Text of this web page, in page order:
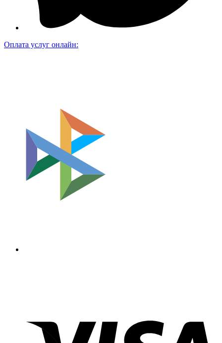
Оплата услуг онлайн: